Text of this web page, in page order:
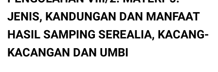
JENIS, KANDUNGAN DAN MANFAAT
HASIL SAMPING SEREALIA, KACANG-
KACANGAN DAN UMBI